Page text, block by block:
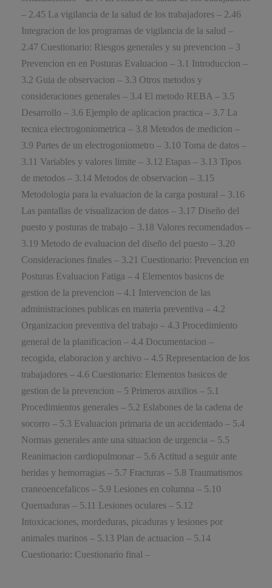
– 2.45 La vigilancia de la salud de los trabajadores – 2.46
Integracion de los programas de vigilancia de la salud –
2.47 Cuestionario: Riesgos generales y su prevencion – 3
Prevencion en en Posturas Evaluacion – 3.1 Introduccion –
3.2 Guia de observacion – 3.3 Otros metodos y
consideraciones generales – 3.4 El metodo REBA – 3.5
Desarrollo – 3.6 Ejemplo de aplicacion practica – 3.7 La
tecnica electrogoniometrica – 3.8 Metodos de medicion –
3.9 Partes de un electrogoniometro – 3.10 Toma de datos –
3.11 Variables y valores limite – 3.12 Etapas – 3.13 Tipos
de metodos – 3.14 Metodos de observacion – 3.15
Metodologia para la evaluacion de la carga postural – 3.16
Las pantallas de visualizacion de datos – 3.17 Diseño del
puesto y posturas de trabajo – 3.18 Valores recomendados –
3.19 Metodo de evaluacion del diseño del puesto – 3.20
Consideraciones finales – 3.21 Cuestionario: Prevencion en
Posturas Evaluacion Fatiga – 4 Elementos basicos de
gestion de la prevencion – 4.1 Intervencion de las
administraciones publicas en materia preventiva – 4.2
Organizacion preventiva del trabajo – 4.3 Procedimiento
general de la planificacion – 4.4 Documentacion –
recogida, elaboracion y archivo – 4.5 Representacion de los
trabajadores – 4.6 Cuestionario: Elementos basicos de
gestion de la prevencion – 5 Primeros auxilios – 5.1
Procedimientos generales – 5.2 Eslabones de la cadena de
socorro – 5.3 Evaluacion primaria de un accidentado – 5.4
Normas generales ante una situacion de urgencia – 5.5
Reanimacion cardiopulmonar – 5.6 Actitud a seguir ante
heridas y hemorragias – 5.7 Fracturas – 5.8 Traumatismos
craneoencefalicos – 5.9 Lesiones en columna – 5.10
Quemaduras – 5.11 Lesiones oculares – 5.12
Intoxicaciones, mordeduras, picaduras y lesiones por
animales marinos – 5.13 Plan de actuacion – 5.14
Cuestionario: Cuestionario final –